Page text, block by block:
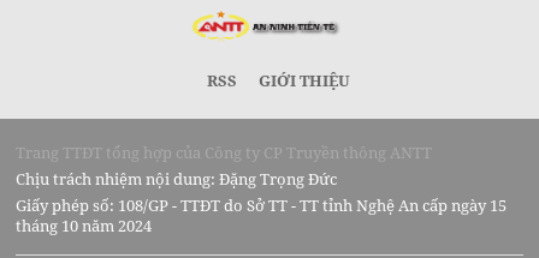
RSS GIỚI THIỆU
Trang TTĐT tổng hợp của Công ty CP Truyền thông ANTT
Chịu trách nhiệm nội dung: Đặng Trọng Đức
Giấy phép số: 108/GP - TTĐT do Sở TT - TT tỉnh Nghệ An cấp ngày 15
tháng 10 năm 2024